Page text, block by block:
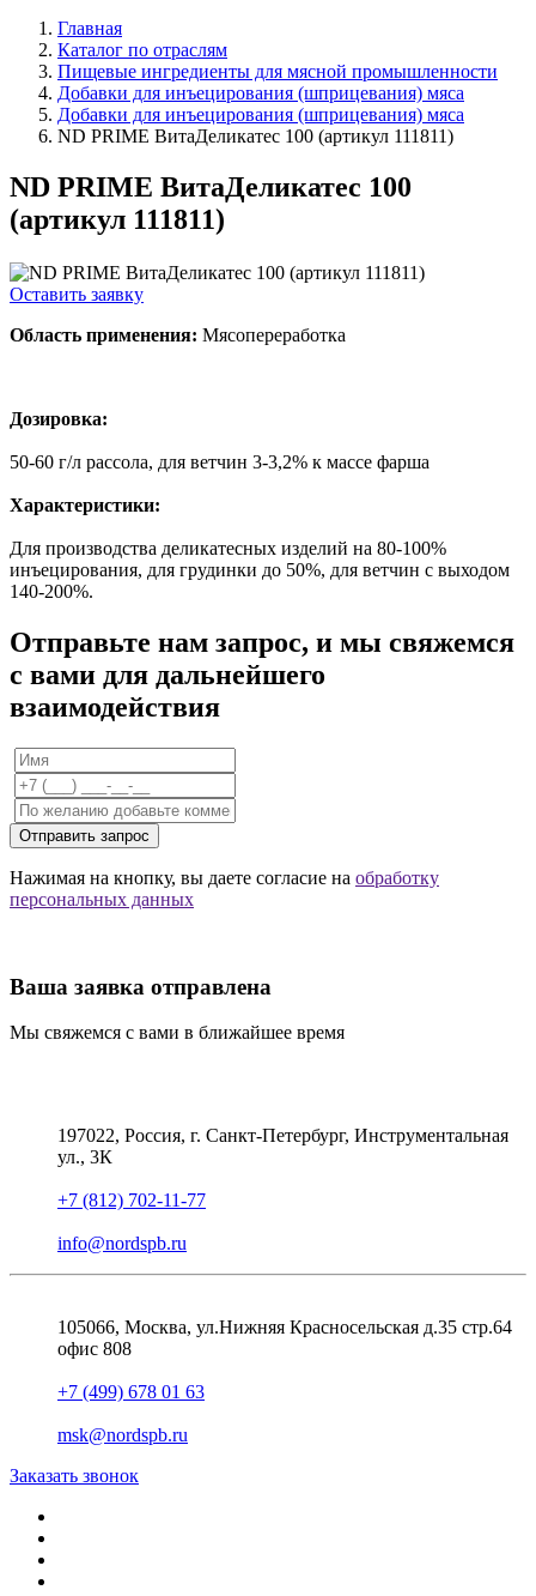
Главная
Каталог по отраслям
Пищевые ингредиенты для мясной промышленности
Добавки для инъецирования (шприцевания) мяса
Добавки для инъецирования (шприцевания) мяса
ND PRIME ВитаДеликатес 100 (артикул 111811)
ND PRIME ВитаДеликатес 100
(артикул 111811)
Оставить заявку
Область применения: Мясопереработка
Дозировка:
50-60 г/л рассола, для ветчин 3-3,2% к массе фарша
Характеристики:
Для производства деликатесных изделий на 80-100%
инъецирования, для грудинки до 50%, для ветчин с выходом
140-200%.
Отправьте нам запрос, и мы свяжемся
с вами для дальнейшего
взаимодействия
Отправить запрос
Нажимая на кнопку, вы даете согласие на обработку
персональных данных
Ваша заявка отправлена
Мы свяжемся с вами в ближайшее время
197022, Россия, г. Санкт-Петербург, Инструментальная
ул., 3К
+7 (812) 702-11-77
info@nordspb.ru
105066, Москва, ул.Нижняя Красносельская д.35 стр.64
офис 808
+7 (499) 678 01 63
msk@nordspb.ru
Заказать звонок